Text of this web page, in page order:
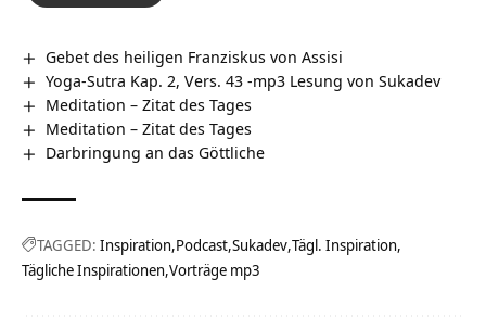
Gebet des heiligen Franziskus von Assisi
Yoga-Sutra Kap. 2, Vers. 43 -mp3 Lesung von Sukadev
Meditation – Zitat des Tages
Meditation – Zitat des Tages
Darbringung an das Göttliche
TAGGED: Inspiration Podcast Sukadev Tägl. Inspiration
Tägliche Inspirationen Vorträge mp3